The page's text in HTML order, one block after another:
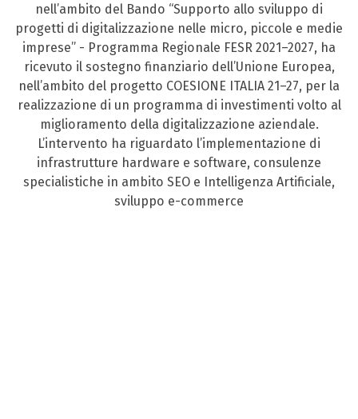
nell’ambito del Bando “Supporto allo sviluppo di
progetti di digitalizzazione nelle micro, piccole e medie
imprese” - Programma Regionale FESR 2021–2027, ha
ricevuto il sostegno finanziario dell’Unione Europea,
nell’ambito del progetto COESIONE ITALIA 21–27, per la
realizzazione di un programma di investimenti volto al
miglioramento della digitalizzazione aziendale.
L’intervento ha riguardato l’implementazione di
infrastrutture hardware e software, consulenze
specialistiche in ambito SEO e Intelligenza Artificiale,
sviluppo e-commerce